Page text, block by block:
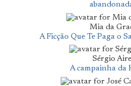
Mia da
A Ficção Que Te Paga o
Sérgio
A campainha da